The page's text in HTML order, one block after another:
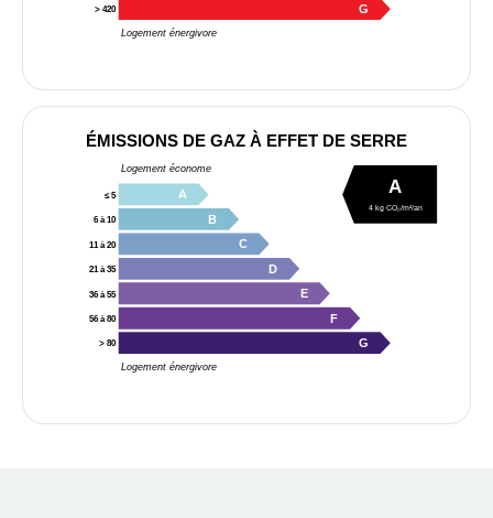
Logement énergivore
> 420 G
ÉMISSIONS DE GAZ À EFFET DE SERRE
Logement économe
Logement énergivore
≤ 5 A
6 à 10 B
11 à 20 C
21 à 35 D
36 à 55 E
56 à 80 F
> 80 G
A
4 kg CO₂/m²/an